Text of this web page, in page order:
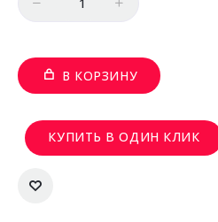
В КОРЗИНУ
КУПИТЬ В ОДИН КЛИК